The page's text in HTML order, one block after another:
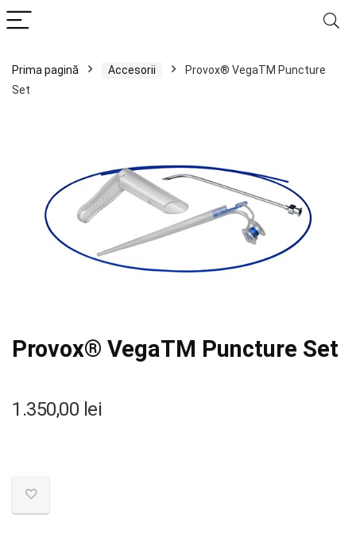
Prima pagină Accesorii
Provox® VegaTM Puncture
Set
Provox® VegaTM Puncture Set
1.350,00 lei